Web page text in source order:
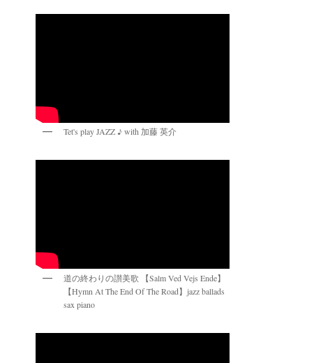
Tet's play JAZZ ♪ with 加藤 英介
道の終わりの讃美歌 【Salm Ved Vejs Ende】
【Hymn At The End Of The Road】jazz ballads
sax piano